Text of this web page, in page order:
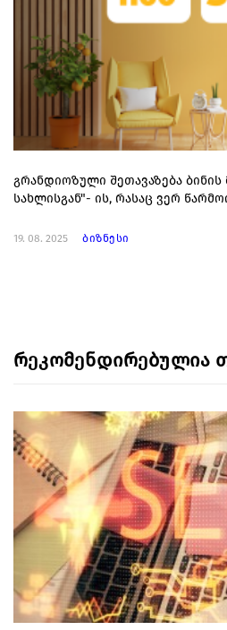
გრანდიოზული შეთავაზება
სახლისგან"- ის, რასაც ვერ
19. 08. 2025 ბიზნესი
რეკომენდირებულია